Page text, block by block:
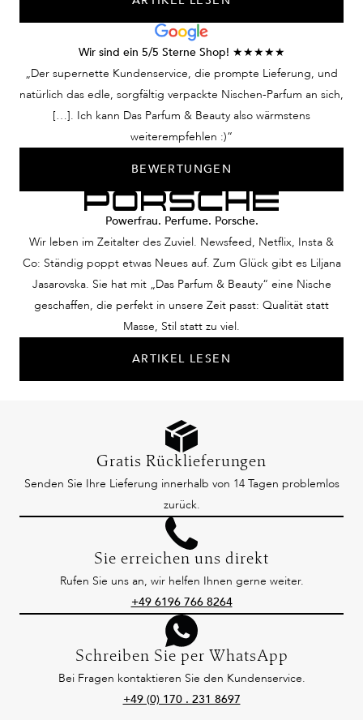
Wir sind ein 5/5 Sterne Shop! ★★★★★
„Der supernette Kundenservice, die prompte Lieferung, und
natürlich das edle, sorgfältig verpackte Nischen-Parfum an sich,
[…]. Ich kann Das Parfum & Beauty also wärmstens
weiterempfehlen :)“
BEWERTUNGEN
Powerfrau. Perfume. Porsche.
Wir leben im Zeitalter des Zuviel. Newsfeed, Netflix, Insta &
Co: Ständig poppt etwas Neues auf. Zum Glück gibt es Liljana
Jasarovska. Sie hat mit „Das Parfum & Beauty“ eine Nische
geschaffen, die perfekt in unsere Zeit passt: Qualität statt
Masse, Stil statt zu viel.
ARTIKEL LESEN
Gratis Rücklieferungen
Senden Sie Ihre Lieferung innerhalb von 14 Tagen problemlos
zurück.
Sie erreichen uns direkt
Rufen Sie uns an, wir helfen Ihnen gerne weiter.
+49 6196 766 8264
Schreiben Sie per WhatsApp
Bei Fragen kontaktieren Sie den Kundenservice.
+49 (0) 170 . 231 8697